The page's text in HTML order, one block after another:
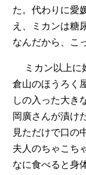
た。代わりに愛
え、ミカンは糖
なんだから、
ミカン以上に
倉山のほうろく
しの入った大き
岡廣さんが漬け
見ただけで口の
夫人のちゃこち
なに食べると身